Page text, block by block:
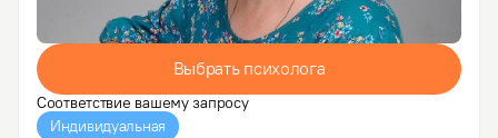
Выбрать психолога
Соответствие вашему запросу
Индивидуальная